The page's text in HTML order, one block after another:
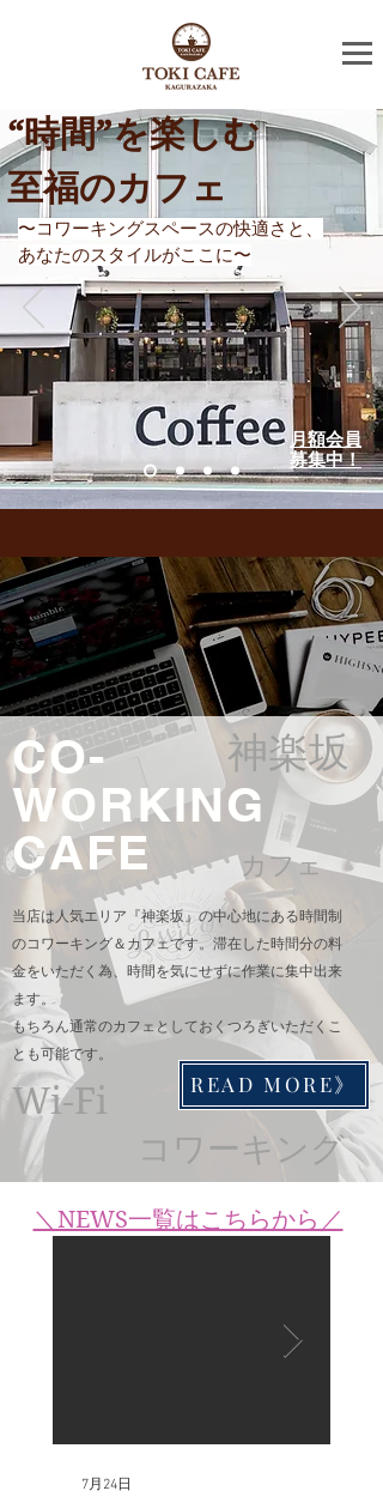
“時間”を楽しむ
​至福のカフェ
​〜コワーキングスペースの快適さと、
あなたのスタイルがここに〜
月額会員
募集中！
CO-
WORKING
CAFE
​神楽坂
カフェ
​当店は人気エリア『神楽坂』の中心地にある時間制
のコワーキング＆カフェです。 滞在した時間分の料
金をいただく為、 時間を気にせずに作業に集中出来
ます。
もちろん通常のカフェとしておくつろぎいただくこ
とも可能です。
Wi-Fi READ MORE》
コワーキング
＼​NEWS一覧はこちらから／
7月24日